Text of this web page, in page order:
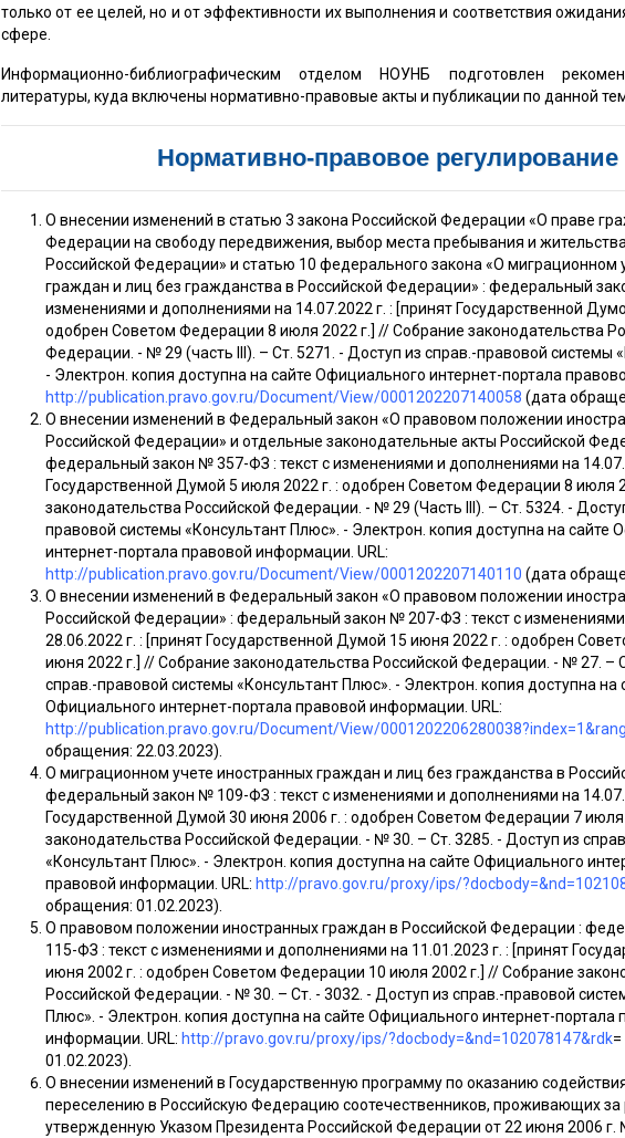
только от ее целей, но и от эффективности их выполнения и соответствия
сфере.
Информационно-библиографическим отделом НОУНБ подготовлен
литературы, куда включены нормативно-правовые акты и публикации по данной
Нормативно-правовое регулирование
О внесении изменений в статью 3 закона Российской Федерации «О праве
Федерации на свободу передвижения, выбор места пребывания и
Российской Федерации» и статью 10 федерального закона «О миграционном
граждан и лиц без гражданства в Российской Федерации» : федеральный
изменениями и дополнениями на 14.07.2022 г. : [принят Государственной
одобрен Советом Федерации 8 июля 2022 г.] // Собрание законодательства
Федерации. - № 29 (часть III). – Ст. 5271. - Доступ из справ.-правовой системы
- Электрон. копия доступна на сайте Официального интернет-портала
http://publication.pravo.gov.ru/Document/View/0001202207140058 (дата
О внесении изменений в Федеральный закон «О правовом положении
Российской Федерации» и отдельные законодательные акты Российской
федеральный закон № 357-ФЗ : текст с изменениями и дополнениями на
Государственной Думой 5 июля 2022 г. : одобрен Советом Федерации 8 июля
законодательства Российской Федерации. - № 29 (Часть III). – Ст. 5324. -
правовой системы «Консультант Плюс». - Электрон. копия доступна на сайте
интернет-портала правовой информации. URL:
http://publication.pravo.gov.ru/Document/View/0001202207140110 (дата
О внесении изменений в Федеральный закон «О правовом положении
Российской Федерации» : федеральный закон № 207-ФЗ : текст с
28.06.2022 г. : [принят Государственной Думой 15 июня 2022 г. : одобрен
июня 2022 г.] // Собрание законодательства Российской Федерации. - № 27. –
справ.-правовой системы «Консультант Плюс». - Электрон. копия доступна на
Официального интернет-портала правовой информации. URL:
http://publication.pravo.gov.ru/Document/View/
обращения: 22.03.2023).
О миграционном учете иностранных граждан и лиц без гражданства в
федеральный закон № 109-ФЗ : текст с изменениями и дополнениями на
Государственной Думой 30 июня 2006 г. : одобрен Советом Федерации 7
законодательства Российской Федерации. - № 30. – Ст. 3285. - Доступ из
«Консультант Плюс». - Электрон. копия доступна на сайте Официального
правовой информации. URL: http://pravo.gov.ru/proxy/ips/
обращения: 01.02.2023).
О правовом положении иностранных граждан в Российской Федерации :
115-ФЗ : текст с изменениями и дополнениями на 11.01.2023 г. : [принят
июня 2002 г. : одобрен Советом Федерации 10 июля 2002 г.] // Собрание
Российской Федерации. - № 30. – Ст. - 3032. - Доступ из справ.-правовой
Плюс». - Электрон. копия доступна на сайте Официального интернет-портала
информации. URL: http://pravo.gov.ru/proxy/ips/?docbody=&nd=102078147&rdk
01.02.2023).
О внесении изменений в Государственную программу по оказанию
переселению в Российскую Федерацию соотечественников, проживающих
утвержденную Указом Президента Российской Федерации от 22 июня 2006 г.